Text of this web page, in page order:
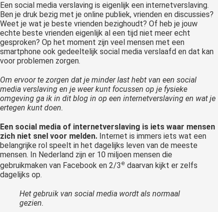
Een social media verslaving is eigenlijk een internetverslaving.
Ben je druk bezig met je online publiek, vrienden en discussies?
Weet je wat je beste vrienden bezighoudt? Of heb je jouw
echte beste vrienden eigenlijk al een tijd niet meer echt
gesproken? Op het moment zijn veel mensen met een
smartphone ook gedeeltelijk social media verslaafd en dat kan
voor problemen zorgen.
Om ervoor te zorgen dat je minder last hebt van een social
media verslaving en je weer kunt focussen op je fysieke
omgeving ga ik in dit blog in op een internetverslaving en wat je
ertegen kunt doen.
Een social media of internetverslaving is iets waar mensen
zich niet snel voor melden. Internet is immers iets wat een
belangrijke rol speelt in het dagelijks leven van de meeste
mensen. In Nederland zijn er 10 miljoen mensen die
gebruikmaken van Facebook en 2/3e daarvan kijkt er zelfs
dagelijks op.
Het gebruik van social media wordt als normaal
gezien.